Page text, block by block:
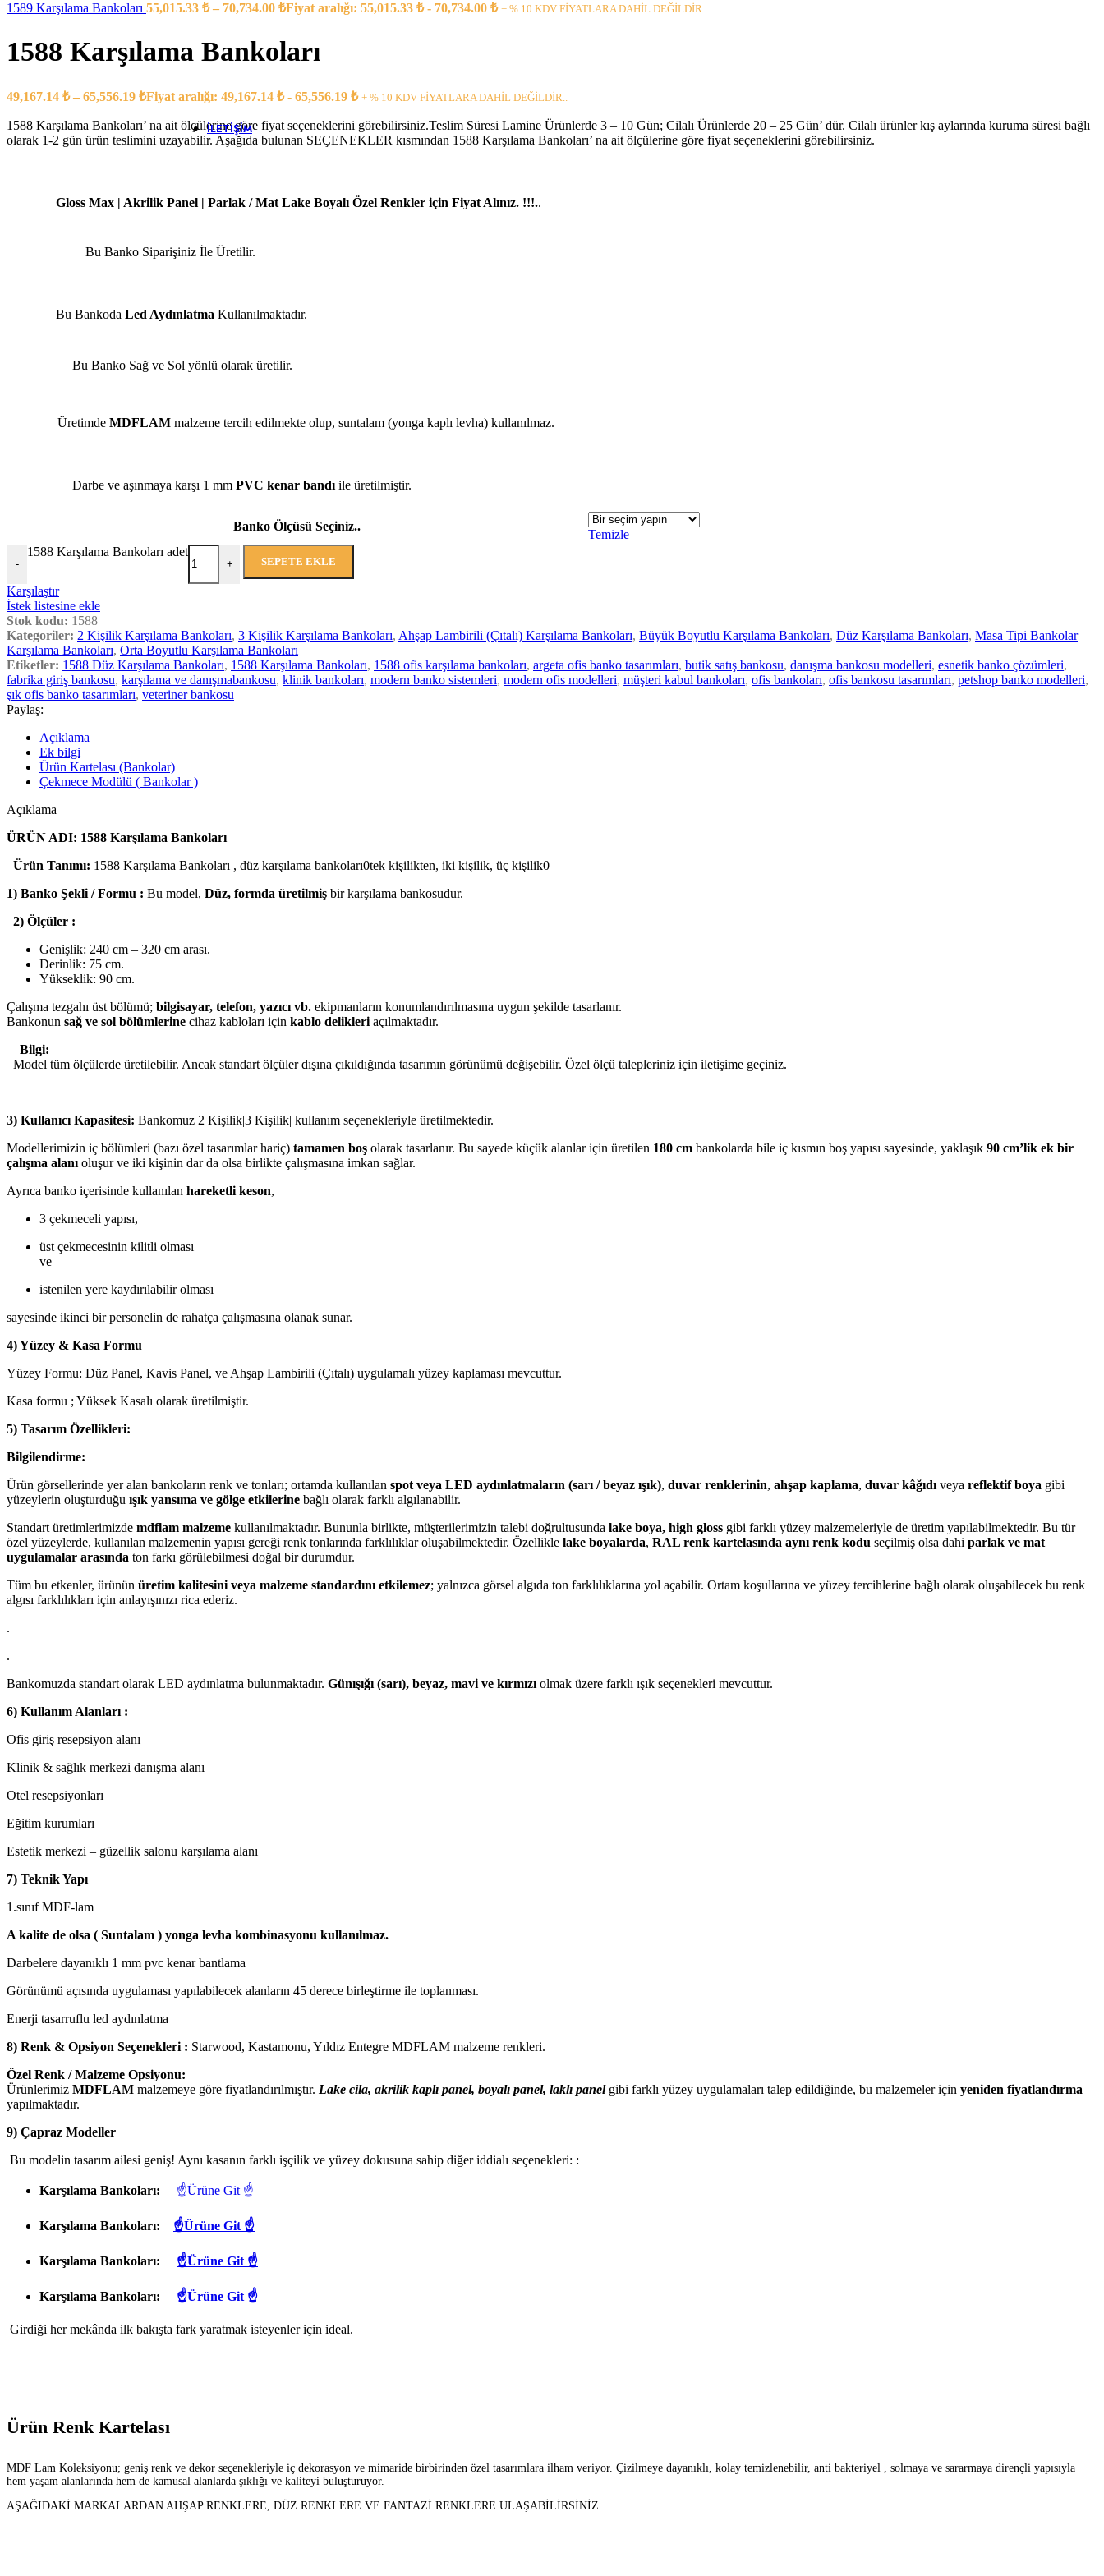
Banko Yardımcı Ürünler
Kesonlar
Pc Taşıyıcılar
İLETIŞIM
1589 Karşılama Bankoları 55,015.33 ₺ – 70,734.00 ₺Fiyat aralığı: 55,015.33 ₺ - 70,734.00 ₺ + % 10 KDV FİYATLARA DAHİL DEĞİLDİR..
1588 Karşılama Bankoları
49,167.14 ₺ – 65,556.19 ₺Fiyat aralığı: 49,167.14 ₺ - 65,556.19 ₺ + % 10 KDV FİYATLARA DAHİL DEĞİLDİR..
1588 Karşılama Bankoları’ na ait ölçülerine göre fiyat seçeneklerini görebilirsiniz.Teslim Süresi Lamine Ürünlerde 3 – 10 Gün; Cilalı Ürünlerde 20 – 25 Gün’ dür. Cilalı ürünler kış aylarında kuruma süresi bağlı
olarak 1-2 gün ürün teslimini uzayabilir. Aşağıda bulunan SEÇENEKLER kısmından 1588 Karşılama Bankoları’ na ait ölçülerine göre fiyat seçeneklerini görebilirsiniz.
Gloss Max | Akrilik Panel | Parlak / Mat Lake Boyalı Özel Renkler için Fiyat Alınız. !!!..
Bu Banko Siparişiniz İle Üretilir.
Bu Bankoda Led Aydınlatma Kullanılmaktadır.
Bu Banko Sağ ve Sol yönlü olarak üretilir.
Üretimde MDFLAM malzeme tercih edilmekte olup, suntalam (yonga kaplı levha) kullanılmaz.
Darbe ve aşınmaya karşı 1 mm PVC kenar bandı ile üretilmiştir.
Banko Ölçüsü Seçiniz..
Temizle
-
1588 Karşılama Bankoları adet
+ SEPETE EKLE
Karşılaştır
İstek listesine ekle
Stok kodu: 1588
Kategoriler: 2 Kişilik Karşılama Bankoları, 3 Kişilik Karşılama Bankoları, Ahşap Lambirili (Çıtalı) Karşılama Bankoları, Büyük Boyutlu Karşılama Bankoları, Düz Karşılama Bankoları, Masa Tipi Bankolar
Karşılama Bankoları, Orta Boyutlu Karşılama Bankoları
Etiketler: 1588 Düz Karşılama Bankoları, 1588 Karşılama Bankoları, 1588 ofis karşılama bankoları, argeta ofis banko tasarımları, butik satış bankosu, danışma bankosu modelleri, esnetik banko çözümleri,
fabrika giriş bankosu, karşılama ve danışmabankosu, klinik bankoları, modern banko sistemleri, modern ofis modelleri, müşteri kabul bankoları, ofis bankoları, ofis bankosu tasarımları, petshop banko modelleri,
şık ofis banko tasarımları, veteriner bankosu
Paylaş:
Açıklama
Ek bilgi
Ürün Kartelası (Bankolar)
Çekmece Modülü ( Bankolar )
Açıklama
ÜRÜN ADI: 1588 Karşılama Bankoları
Ürün Tanımı: 1588 Karşılama Bankoları , düz karşılama bankoları0tek kişilikten, iki kişilik, üç kişilik0
1) Banko Şekli / Formu : Bu model, Düz, formda üretilmiş bir karşılama bankosudur.
2) Ölçüler :
Genişlik: 240 cm – 320 cm arası.
Derinlik: 75 cm.
Yükseklik: 90 cm.
Çalışma tezgahı üst bölümü; bilgisayar, telefon, yazıcı vb. ekipmanların konumlandırılmasına uygun şekilde tasarlanır.
Bankonun sağ ve sol bölümlerine cihaz kabloları için kablo delikleri açılmaktadır.
Bilgi:
Model tüm ölçülerde üretilebilir. Ancak standart ölçüler dışına çıkıldığında tasarımın görünümü değişebilir. Özel ölçü talepleriniz için iletişime geçiniz.
3) Kullanıcı Kapasitesi: Bankomuz 2 Kişilik|3 Kişilik| kullanım seçenekleriyle üretilmektedir.
Modellerimizin iç bölümleri (bazı özel tasarımlar hariç) tamamen boş olarak tasarlanır. Bu sayede küçük alanlar için üretilen 180 cm bankolarda bile iç kısmın boş yapısı sayesinde, yaklaşık 90 cm’lik ek bir
çalışma alanı oluşur ve iki kişinin dar da olsa birlikte çalışmasına imkan sağlar.
Ayrıca banko içerisinde kullanılan hareketli keson,
3 çekmeceli yapısı,
üst çekmecesinin kilitli olması
ve
istenilen yere kaydırılabilir olması
sayesinde ikinci bir personelin de rahatça çalışmasına olanak sunar.
4) Yüzey & Kasa Formu
Yüzey Formu: Düz Panel, Kavis Panel, ve Ahşap Lambirili (Çıtalı) uygulamalı yüzey kaplaması mevcuttur.
Kasa formu ; Yüksek Kasalı olarak üretilmiştir.
5) Tasarım Özellikleri:
Bilgilendirme:
Ürün görsellerinde yer alan bankoların renk ve tonları; ortamda kullanılan spot veya LED aydınlatmaların (sarı / beyaz ışık), duvar renklerinin, ahşap kaplama, duvar kâğıdı veya reflektif boya gibi
yüzeylerin oluşturduğu ışık yansıma ve gölge etkilerine bağlı olarak farklı algılanabilir.
Standart üretimlerimizde mdflam malzeme kullanılmaktadır. Bununla birlikte, müşterilerimizin talebi doğrultusunda lake boya, high gloss gibi farklı yüzey malzemeleriyle de üretim yapılabilmektedir. Bu tür
özel yüzeylerde, kullanılan malzemenin yapısı gereği renk tonlarında farklılıklar oluşabilmektedir. Özellikle lake boyalarda, RAL renk kartelasında aynı renk kodu seçilmiş olsa dahi parlak ve mat
uygulamalar arasında ton farkı görülebilmesi doğal bir durumdur.
Tüm bu etkenler, ürünün üretim kalitesini veya malzeme standardını etkilemez; yalnızca görsel algıda ton farklılıklarına yol açabilir. Ortam koşullarına ve yüzey tercihlerine bağlı olarak oluşabilecek bu renk
algısı farklılıkları için anlayışınızı rica ederiz.
.
.
Bankomuzda standart olarak LED aydınlatma bulunmaktadır. Günışığı (sarı), beyaz, mavi ve kırmızı olmak üzere farklı ışık seçenekleri mevcuttur.
6) Kullanım Alanları :
Ofis giriş resepsiyon alanı
Klinik & sağlık merkezi danışma alanı
Otel resepsiyonları
Eğitim kurumları
Estetik merkezi – güzellik salonu karşılama alanı
7) Teknik Yapı
1.sınıf MDF-lam
A kalite de olsa ( Suntalam ) yonga levha kombinasyonu kullanılmaz.
Darbelere dayanıklı 1 mm pvc kenar bantlama
Görünümü açısında uygulaması yapılabilecek alanların 45 derece birleştirme ile toplanması.
Enerji tasarruflu led aydınlatma
8) Renk & Opsiyon Seçenekleri : Starwood, Kastamonu, Yıldız Entegre MDFLAM malzeme renkleri.
Özel Renk / Malzeme Opsiyonu:
Ürünlerimiz MDFLAM malzemeye göre fiyatlandırılmıştır. Lake cila, akrilik kaplı panel, boyalı panel, laklı panel gibi farklı yüzey uygulamaları talep edildiğinde, bu malzemeler için yeniden fiyatlandırma
yapılmaktadır.
9) Çapraz Modeller
Bu modelin tasarım ailesi geniş! Aynı kasanın farklı işçilik ve yüzey dokusuna sahip diğer iddialı seçenekleri: :
Karşılama Bankoları: ☝Ürüne Git ☝
Karşılama Bankoları: ☝Ürüne Git ☝
Karşılama Bankoları: ☝Ürüne Git ☝
Karşılama Bankoları: ☝Ürüne Git ☝
Girdiği her mekânda ilk bakışta fark yaratmak isteyenler için ideal.
Ürün Renk Kartelası
MDF Lam Koleksiyonu; geniş renk ve dekor seçenekleriyle iç dekorasyon ve mimaride birbirinden özel tasarımlara ilham veriyor. Çizilmeye dayanıklı, kolay temizlenebilir, anti bakteriyel , solmaya ve sararmaya dirençli yapısıyla
hem yaşam alanlarında hem de kamusal alanlarda şıklığı ve kaliteyi buluşturuyor.
AŞAĞIDAKİ MARKALARDAN AHŞAP RENKLERE, DÜZ RENKLERE VE FANTAZİ RENKLERE ULAŞABİLİRSİNİZ..